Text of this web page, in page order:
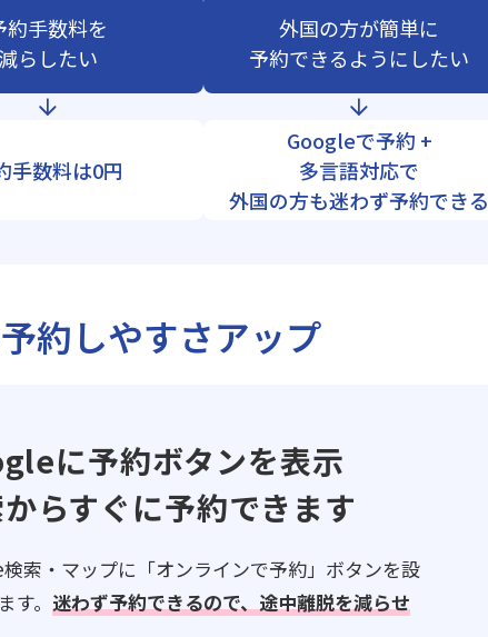
約手数料を
らしたい
手数料は0円
外国の方が簡単に
予約できるようにしたい
Googleで予約 +
多言語対応で
外国の方も迷わず予約できる
予約しやすさアップ
に予約ボタンを表示
らすぐに予約できます
索・マップに「オンラインで予約」ボタンを設
す。 迷わず予約できるので、途中離脱を減らせ